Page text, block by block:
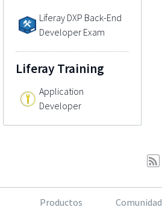
Liferay DXP Back-End
Developer Exam
Liferay Training
Application
Developer
Productos Comunidad